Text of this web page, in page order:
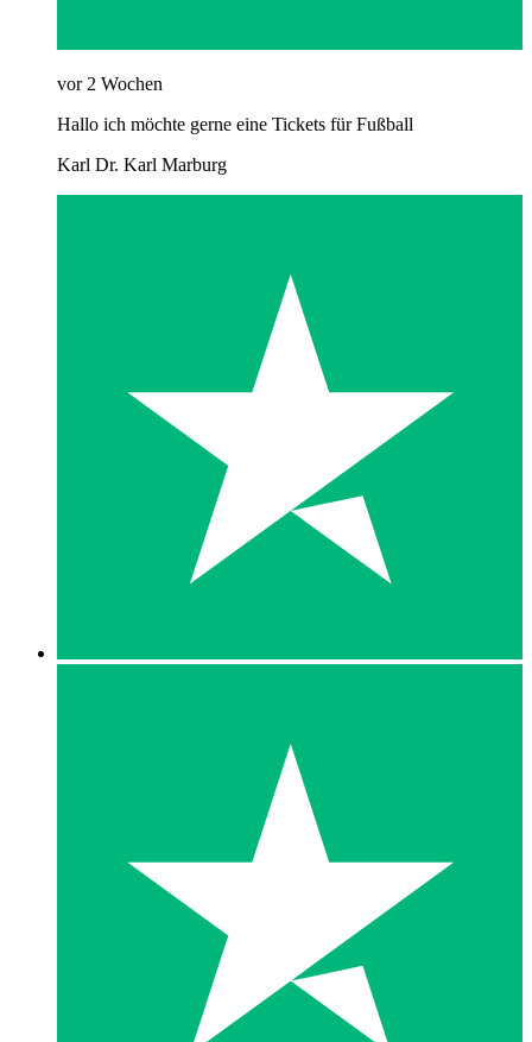
vor 2 Wochen
Hallo ich möchte gerne eine Tickets für Fußball
Karl Dr. Karl Marburg